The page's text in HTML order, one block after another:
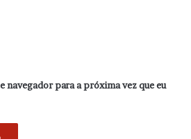
navegador para a próxima vez que eu